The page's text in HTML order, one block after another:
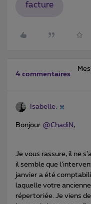
facture
4 commentaires
Isabelle.
Bonjour ​ @ChadiN ,
Je vous rassure, il ne
il semble que
janvier a été
laquelle votre
répertoriée. Je viens